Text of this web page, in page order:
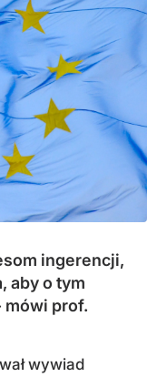
ingerencji,
aby o tym
mówi prof.
wywiad